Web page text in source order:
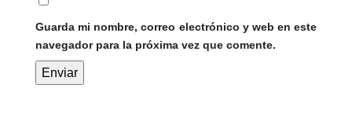
Guarda mi nombre, correo electrónico y web en este
navegador para la próxima vez que comente.